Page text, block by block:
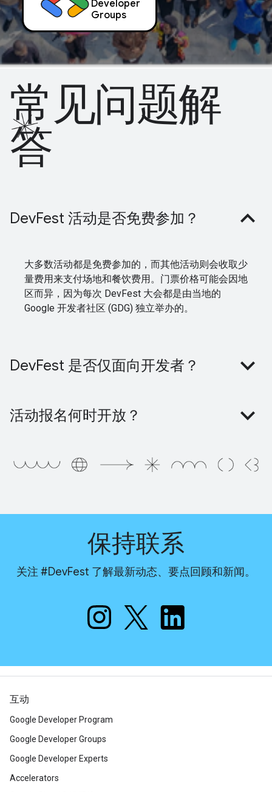
Developer
Groups
常见问题解
答
DevFest 活动是否免费参加？
大多数活动都是免费参加的，而其他活动则会收取少
量费用来支付场地和餐饮费用。门票价格可能会因地
区而异，因为每次 DevFest 大会都是由当地的
Google 开发者社区 (GDG) 独立举办的。
DevFest 是否仅面向开发者？
活动报名何时开放？
保持联系
关注 #DevFest 了解最新动态、要点回顾和新闻。
互动
Google Developer Program
Google Developer Groups
Google Developer Experts
Accelerators